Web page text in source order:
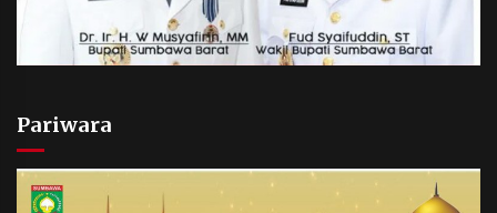
Pariwara